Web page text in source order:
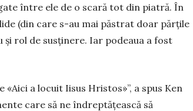
între ele de o scară tot din piatră. În
(din care s-au mai păstrat doar părțile
rol de susținere. Iar podeaua a fost
a locuit Iisus Hristos»”, a spus Ken
care să ne îndreptățească să